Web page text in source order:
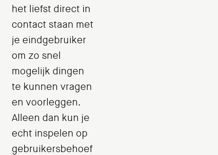
het liefst direct in
contact staan met
je eindgebruiker
om zo snel
mogelijk dingen
te kunnen vragen
en voorleggen.
Alleen dan kun je
echt inspelen op
gebruikersbehoef